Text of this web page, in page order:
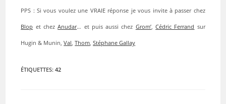
PPS : Si vous voulez une VRAIE réponse je vous invite à passer chez
Blop et chezAnudar… et puis aussi chez Grom’,Cédric Ferrand sur
Hugin & Munin,Val,Thom,Stéphane Gallay
ÉTIQUETTES:42